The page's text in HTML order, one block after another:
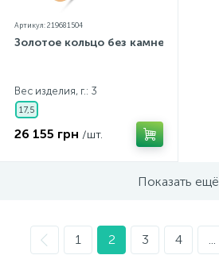
Артикул: 219681504
Золотое кольцо без камней
Вес изделия, г.: 3
17,5
26 155 грн /шт.
Показать ещё
1 2 3 4 ...